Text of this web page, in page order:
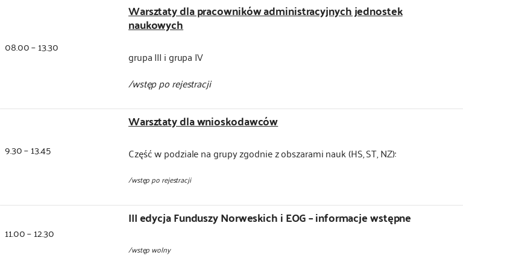
08.00 – 13.30
Warsztaty dla pracowników administracyjnych jednostek
naukowych
grupa III i grupa IV
/wstęp po rejestracji
9.30 – 13.45
Warsztaty dla wnioskodawców
Część w podziale na grupy zgodnie z obszarami nauk (HS, ST, NZ):
/wstęp po rejestracji
11.00 – 12.30
III edycja Funduszy Norweskich i EOG – informacje wstępne
/wstęp wolny